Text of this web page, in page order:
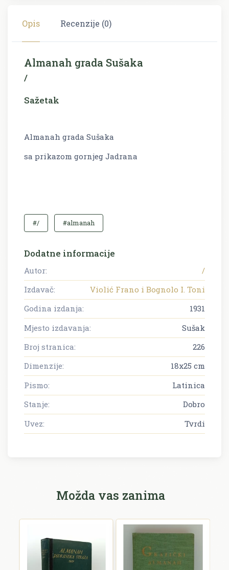
Opis Recenzije (0)
Almanah grada Sušaka
/
Sažetak
Almanah grada Sušaka
sa prikazom gornjeg Jadrana
#/ #almanah
Dodatne informacije
Autor:
/
Izdavač:
Violić Frano i Bognolo I. Toni
Godina izdanja:
1931
Mjesto izdavanja:
Sušak
Broj stranica:
226
Dimenzije:
18x25 cm
Pismo:
Latinica
Stanje:
Dobro
Uvez:
Tvrdi
Možda vas zanima